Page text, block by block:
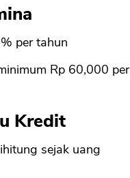
per tahun
Rp 60,000 per
Kredit
sejak uang